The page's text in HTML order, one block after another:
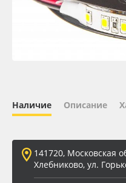
Oracal 641
ПЭТ листовой
ПЭТ бэклит
Вспененный ПВХ
Наличие Описание
141720, Московская
Хлебниково, ул.